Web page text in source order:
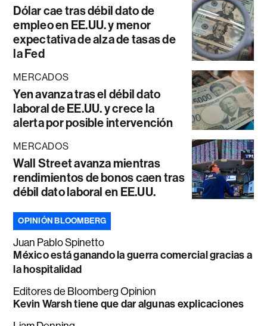
Dólar cae tras débil dato de
empleo en EE.UU. y menor
expectativa de alza de tasas de
la Fed
MERCADOS
Yen avanza tras el débil dato
laboral de EE.UU. y crece la
alerta por posible intervención
MERCADOS
Wall Street avanza mientras
rendimientos de bonos caen tras
débil dato laboral en EE.UU.
OPINIÓN BLOOMBERG
Juan Pablo Spinetto
México está ganando la guerra comercial gracias a
la hospitalidad
Editores de Bloomberg Opinion
Kevin Warsh tiene que dar algunas explicaciones